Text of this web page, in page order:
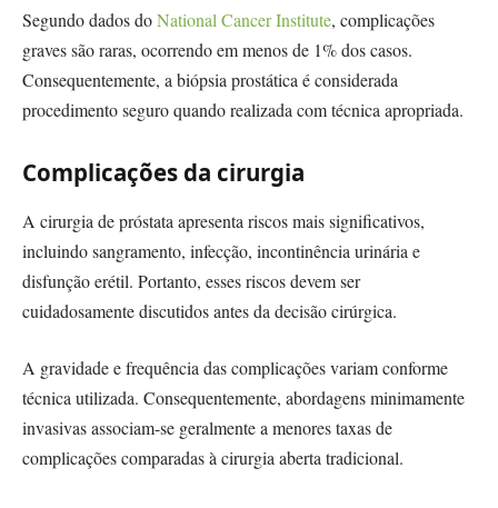
Segundo dados doNational Cancer Institute, complicações
graves são raras, ocorrendo em menos de 1% dos casos.
Consequentemente, a biópsia prostática é considerada
procedimento seguro quando realizada com técnica apropriada.
Complicações da cirurgia
A cirurgia de próstata apresenta riscos mais significativos,
incluindo sangramento, infecção, incontinência urinária e
disfunção erétil. Portanto, esses riscos devem ser
cuidadosamente discutidos antes da decisão cirúrgica.
A gravidade e frequência das complicações variam conforme
técnica utilizada. Consequentemente, abordagens minimamente
invasivas associam-se geralmente a menores taxas de
complicações comparadas à cirurgia aberta tradicional.